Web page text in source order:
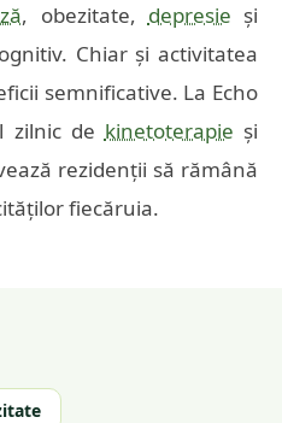
, obezitate, depresie și
Chiar și activitatea
semnificative. La Echo
zilnic de kinetoterapie și
rezidenții să rămână
fiecăruia.